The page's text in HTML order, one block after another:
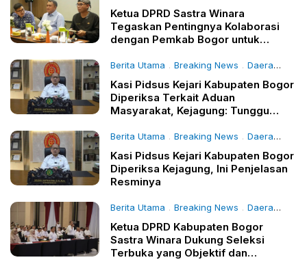
Ketua DPRD Sastra Winara
Tegaskan Pentingnya Kolaborasi
dengan Pemkab Bogor untuk
Berita Utama . Breaking News . Daerah
Kasi Pidsus Kejari Kabupaten Bogor
Diperiksa Terkait Aduan
Masyarakat, Kejagung: Tunggu
Berita Utama . Breaking News . Daerah
Kasi Pidsus Kejari Kabupaten Bogor
Diperiksa Kejagung, Ini Penjelasan
Resminya
Berita Utama . Breaking News . Daerah
Ketua DPRD Kabupaten Bogor
Sastra Winara Dukung Seleksi
Terbuka yang Objektif dan